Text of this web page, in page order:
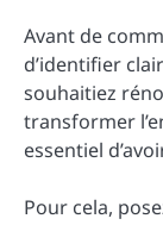
Avant de
d’identifier
souhaitiez
transformer
essentiel
Pour cela,